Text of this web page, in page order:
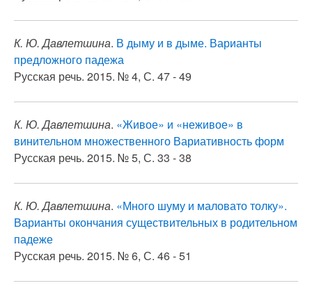
К. Ю. Давлетшина. В дыму и в дыме. Варианты
предложного падежа
Русская речь. 2015. № 4, С. 47 - 49
К. Ю. Давлетшина. «Живое» и «неживое» в
винительном множественного Вариативность форм
Русская речь. 2015. № 5, С. 33 - 38
К. Ю. Давлетшина. «Много шуму и маловато толку».
Варианты окончания существительных в родительном
падеже
Русская речь. 2015. № 6, С. 46 - 51